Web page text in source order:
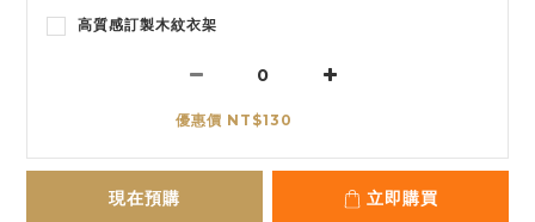
高質感訂製木紋衣架
優惠價 NT$130
現在預購 立即購買